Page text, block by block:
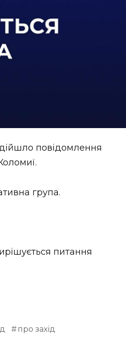
повідомлення
група.
питання
про захід